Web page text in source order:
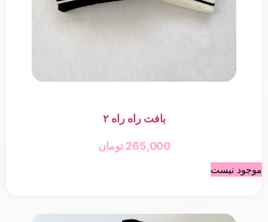
بافت راه راه ۲
265,000 تومان
موجود نیست